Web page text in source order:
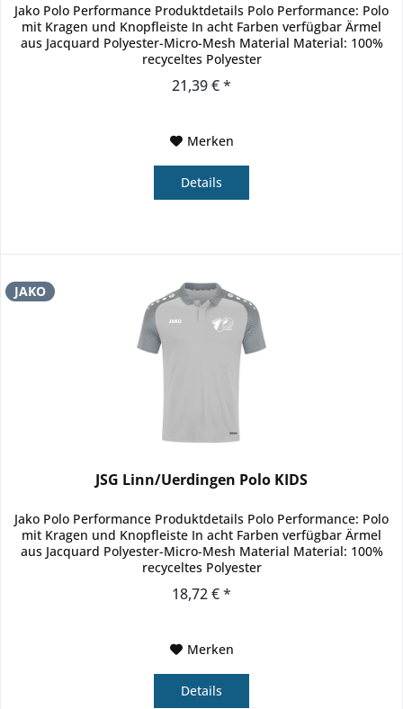
Jako Polo Performance Produktdetails Polo Performance: Polo
mit Kragen und Knopfleiste In acht Farben verfügbar Ärmel
aus Jacquard Polyester-Micro-Mesh Material Material: 100%
recyceltes Polyester
21,39 € *
Merken
Details
JAKO
JSG Linn/Uerdingen Polo KIDS
Jako Polo Performance Produktdetails Polo Performance: Polo
mit Kragen und Knopfleiste In acht Farben verfügbar Ärmel
aus Jacquard Polyester-Micro-Mesh Material Material: 100%
recyceltes Polyester
18,72 € *
Merken
Details